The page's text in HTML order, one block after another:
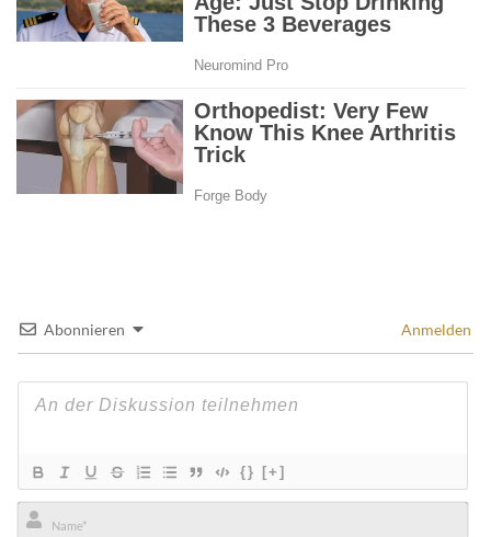
Abonnieren Anmelden
{} [+]